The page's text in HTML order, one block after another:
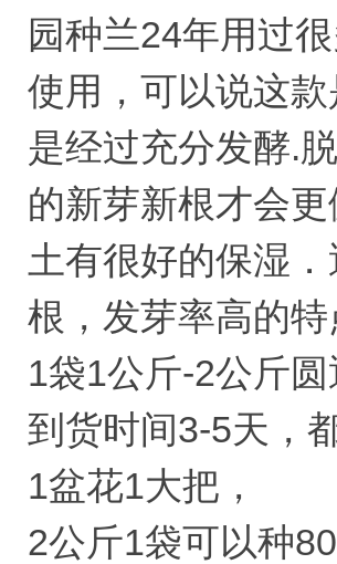
园种兰24年用过
使用，可以说这
是经过充分发酵.
的新芽新根才会
土有很好的保湿
根，发芽率高的特
1袋1公斤-2公斤
到货时间3-5天，
1盆花1大把，
2公斤1袋可以种